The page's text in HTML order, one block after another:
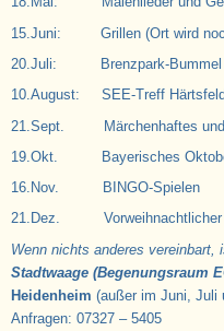
15.Juni: Grillen (Ort wird
20.Juli: Brenzpark-Bummel
10.August: SEE-Treff
21.Sept. Märchenhaftes und
19.Okt. Bayerisches
16.Nov. BINGO-Spielen
21.Dez. Vorweihnachtlicher
Wenn nichts anderes vereinbart,
Stadtwaage (Begenungsraum
Heidenheim (außer im Juni, Juli
Anfragen: 07327 – 5405